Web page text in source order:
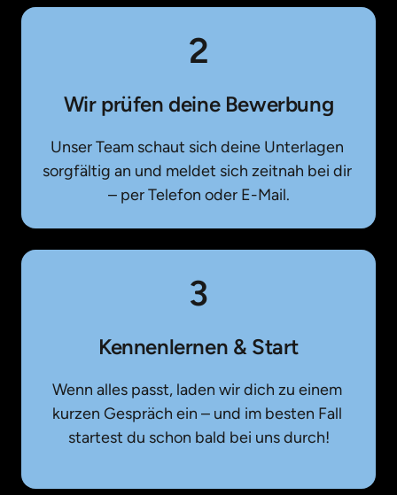
2
Wir prüfen deine Bewerbung
Unser Team schaut sich deine Unterlagen
sorgfältig an und meldet sich zeitnah bei dir
– per Telefon oder E-Mail.
3
Kennenlernen & Start
Wenn alles passt, laden wir dich zu einem
kurzen Gespräch ein – und im besten Fall
startest du schon bald bei uns durch!